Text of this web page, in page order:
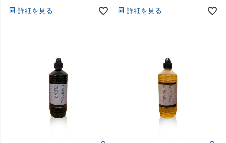
詳細を見る 詳細を見る